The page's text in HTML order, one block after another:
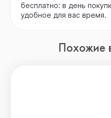
бесплатно: в день
удобное для вас время.
Похожие